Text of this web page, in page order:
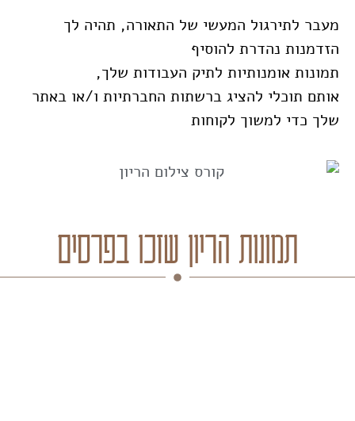
מעבר לתירגול המעשי של התאורה, תהיה לך
הזדמנות נהדרת להוסיף
תמונות אומנותיות לתיק העבודות שלך,
אותם תוכלי להציג ברשתות החברתיות ו/או באתר
שלך כדי למשוך לקוחות
תמונות הריון שזכו בפרסים